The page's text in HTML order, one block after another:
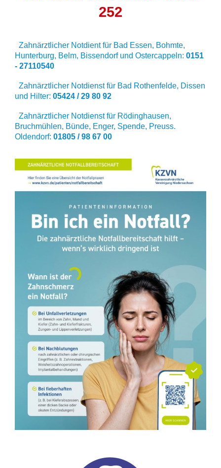
252
Zahnärztlicher Notdient für Bad Essen, Bohmte,
Hunterburg, Belm, Bissendorf und Ostercappeln: 0151
- 27110540
Zahnärztlicher Notdienst für Bad Rothenfelde, Dissen
und Hilter: 05424 / 29 80 92
Zahnärztlicher Notdienst für Rödinghausen,
Bruchmühlen, Bünde, Enger, Spende, Preuss.
Oldendorf: 01805 / 98 67 00